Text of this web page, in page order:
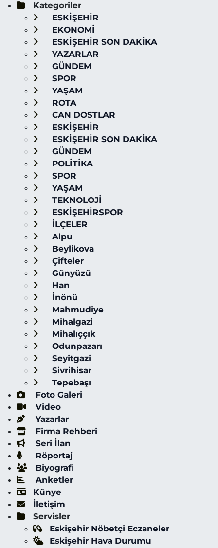
Kategoriler
ESKİŞEHİR
EKONOMİ
ESKİŞEHİR SON DAKİKA
YAZARLAR
GÜNDEM
SPOR
YAŞAM
ROTA
CAN DOSTLAR
ESKİŞEHİR
ESKİŞEHİR SON DAKİKA
GÜNDEM
POLİTİKA
SPOR
YAŞAM
TEKNOLOJİ
ESKİŞEHİRSPOR
İLÇELER
Alpu
Beylikova
Çifteler
Günyüzü
Han
İnönü
Mahmudiye
Mihalgazi
Mihalıççık
Odunpazarı
Seyitgazi
Sivrihisar
Tepebaşı
Foto Galeri
Video
Yazarlar
Firma Rehberi
Seri İlan
Röportaj
Biyografi
Anketler
Künye
İletişim
Servisler
Eskişehir Nöbetçi Eczaneler
Eskişehir Hava Durumu